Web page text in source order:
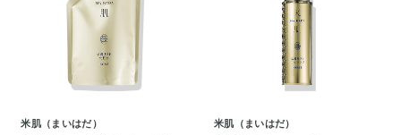
米肌（まいはだ） 米肌（まいはだ）